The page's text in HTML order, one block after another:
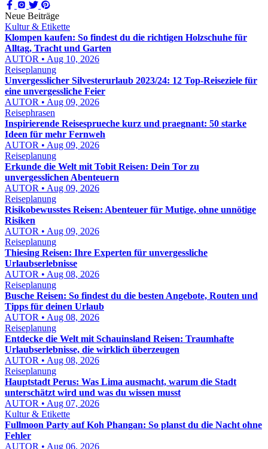
Neue Beiträge
Kultur & Etikette
Klompen kaufen: So findest du die richtigen Holzschuhe für
Alltag, Tracht und Garten
AUTOR • Aug 10, 2026
Reiseplanung
Unvergesslicher Silvesterurlaub 2023/24: 12 Top-Reiseziele für
eine unvergessliche Feier
AUTOR • Aug 09, 2026
Reisephrasen
Inspirierende Reisesprueche kurz und praegnant: 50 starke
Ideen für mehr Fernweh
AUTOR • Aug 09, 2026
Reiseplanung
Erkunde die Welt mit Tobit Reisen: Dein Tor zu
unvergesslichen Abenteuern
AUTOR • Aug 09, 2026
Reiseplanung
Risikobewusstes Reisen: Abenteuer für Mutige, ohne unnötige
Risiken
AUTOR • Aug 09, 2026
Reiseplanung
Thiesing Reisen: Ihre Experten für unvergessliche
Urlaubserlebnisse
AUTOR • Aug 08, 2026
Reiseplanung
Busche Reisen: So findest du die besten Angebote, Routen und
Tipps für deinen Urlaub
AUTOR • Aug 08, 2026
Reiseplanung
Entdecke die Welt mit Schauinsland Reisen: Traumhafte
Urlaubserlebnisse, die wirklich überzeugen
AUTOR • Aug 08, 2026
Reiseplanung
Hauptstadt Perus: Was Lima ausmacht, warum die Stadt
unterschätzt wird und was du wissen musst
AUTOR • Aug 07, 2026
Kultur & Etikette
Fullmoon Party auf Koh Phangan: So planst du die Nacht ohne
Fehler
AUTOR • Aug 06, 2026